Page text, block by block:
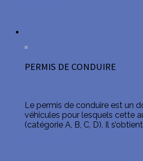
PERMIS DE CONDUIRE
Le permis de conduire est un
véhicules pour lesquels cette
(catégorie A, B, C, D). Il